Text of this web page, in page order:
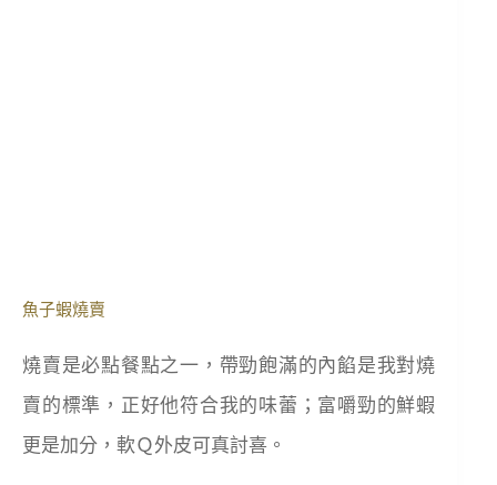
魚子蝦燒賣
燒賣是必點餐點之一，帶勁飽滿的內餡是我對燒
賣的標準，正好他符合我的味蕾；富嚼勁的鮮蝦
更是加分，軟Ｑ外皮可真討喜。